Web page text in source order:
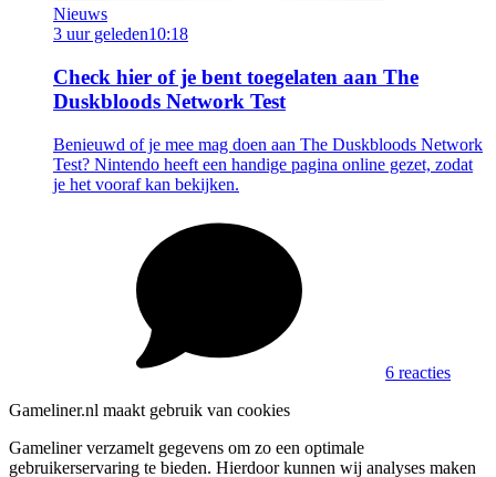
Nieuws
3 uur geleden10:18
Check hier of je bent toegelaten aan The
Duskbloods Network Test
Benieuwd of je mee mag doen aan The Duskbloods Network
Test? Nintendo heeft een handige pagina online gezet, zodat
je het vooraf kan bekijken.
6 reacties
Gameliner.nl maakt gebruik van cookies
Gameliner verzamelt gegevens om zo een optimale
gebruikerservaring te bieden. Hierdoor kunnen wij analyses maken